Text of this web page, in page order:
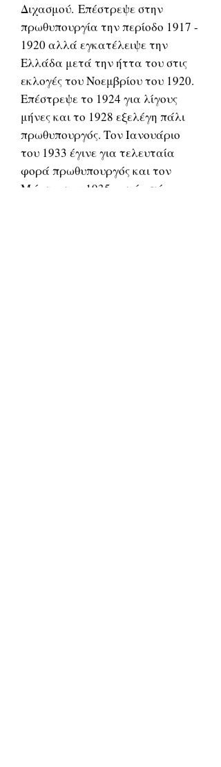
Διχασμού. Επέστρεψε στην
πρωθυπουργία την περίοδο 1917 -
1920 αλλά εγκατέλειψε την
Ελλάδα μετά την ήττα του στις
εκλογές του Νοεμβρίου του 1920.
Επέστρεψε το 1924 για λίγους
μήνες και το 1928 εξελέγη πάλι
πρωθυπουργός. Τον Ιανουάριο
του 1933 έγινε για τελευταία
φορά πρωθυπουργός και τον
Μάρτιο του 1935 μετά από